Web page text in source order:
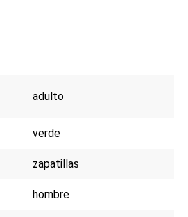
adulto
verde
zapatillas
hombre